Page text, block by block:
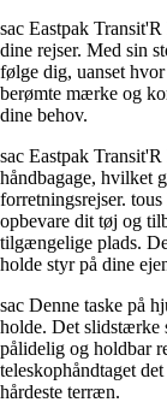
sac Eastpak
dine rejser. Med sin
følge dig, uanset
berømte mærke og
dine behov.
sac Eastpak
håndbagage, hvilket
forretningsrejser.
opbevare dit tøj og
tilgængelige plads.
holde styr på dine
sac Denne taske på
holde. Det slidstærke
pålidelig og holdbar
teleskophåndtaget
hårdeste terræn.